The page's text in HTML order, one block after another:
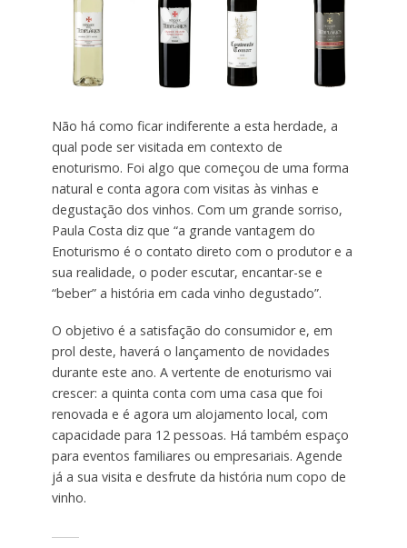
Não há como ficar indiferente a esta herdade, a
qual pode ser visitada em contexto de
enoturismo. Foi algo que começou de uma forma
natural e conta agora com visitas às vinhas e
degustação dos vinhos. Com um grande sorriso,
Paula Costa diz que “a grande vantagem do
Enoturismo é o contato direto com o produtor e a
sua realidade, o poder escutar, encantar-se e
“beber” a história em cada vinho degustado”.
O objetivo é a satisfação do consumidor e, em
prol deste, haverá o lançamento de novidades
durante este ano. A vertente de enoturismo vai
crescer: a quinta conta com uma casa que foi
renovada e é agora um alojamento local, com
capacidade para 12 pessoas. Há também espaço
para eventos familiares ou empresariais. Agende
já a sua visita e desfrute da história num copo de
vinho.